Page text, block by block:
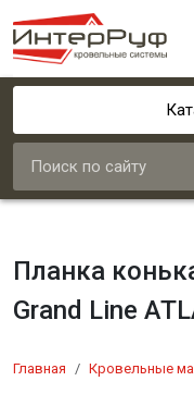
Планка
Grand Line
Главная Кровельные